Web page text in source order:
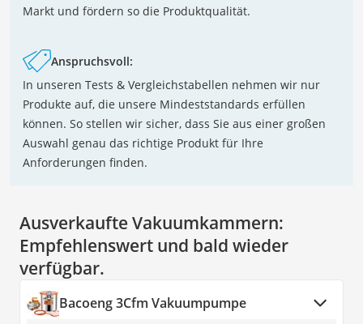
Markt und fördern so die Produktqualität.
Anspruchsvoll:
In unseren Tests & Vergleichstabellen nehmen wir nur
Produkte auf, die unsere Mindeststandards erfüllen
können. So stellen wir sicher, dass Sie aus einer großen
Auswahl genau das richtige Produkt für Ihre
Anforderungen finden.
Ausverkaufte Vakuumkammern:
Empfehlenswert und bald wieder
verfügbar.
Bacoeng 3Cfm Vakuumpumpe